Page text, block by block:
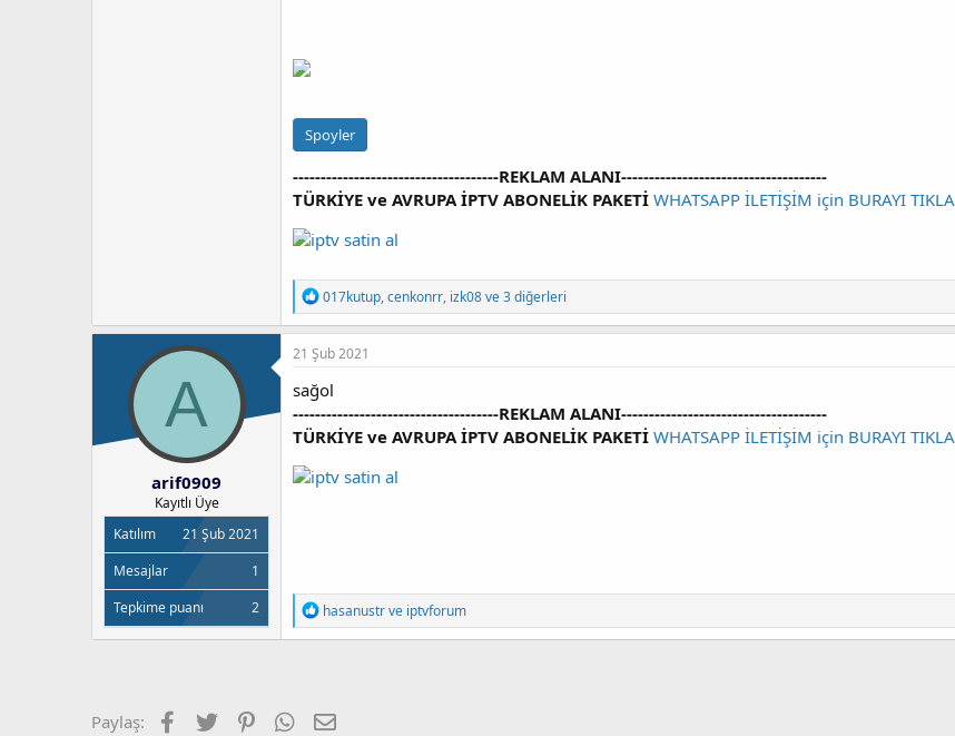
Spoyler
-------------------------------------REKLAM ALANI-------------------------------------
TÜRKİYE ve AVRUPA İPTV ABONELİK PAKETİ WHATSAPP İLETİŞİM için BURAYI TIKLA
T
e
p
k
l
e
r
:
017kutup,cenkonrr, izk08ve 3 diğerleri
A
arif0909
Kayıtlı Üye
Katılım
21 Şub 2021
Mesajlar
1
Tepkime puanı
2
21 Şub 2021
sağol
-------------------------------------REKLAM ALANI-------------------------------------
TÜRKİYE ve AVRUPA İPTV ABONELİK PAKETİ WHATSAPP İLETİŞİM için BURAYI TIKLA
T
e
p
e
hasanustrve iptvforum
Paylaş: Facebook
Twitter PinterestWhatsApp
E-posta